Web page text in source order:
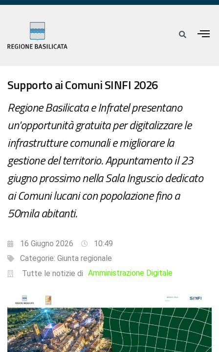
Supporto ai Comuni SINFI 2026
Regione Basilicata e Infratel presentano
un'opportunità gratuita per digitalizzare le
infrastrutture comunali e migliorare la
gestione del territorio. Appuntamento il 23
giugno prossimo nella Sala Inguscio dedicato
ai Comuni lucani con popolazione fino a
50mila abitanti.
16 Giugno 2026
10:49
Categorie: Giunta regionale
Tutte le notizie di Amministrazione Digitale